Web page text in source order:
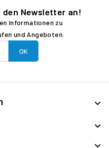
den Newsletter an!
Informationen zu
und Angeboten.

